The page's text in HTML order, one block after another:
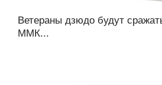
Ветераны дзюдо будут
ММК...